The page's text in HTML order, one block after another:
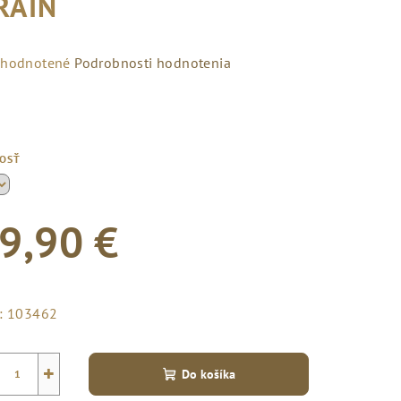
Podrobnosti hodnotenia
€
103462
+ Do košíka